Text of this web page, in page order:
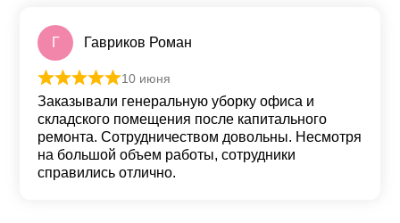
Г Гавриков Роман
Оценка
10 июня
Заказывали генеральную уборку офиса и
складского помещения после капитального
ремонта. Сотрудничеством довольны. Несмотря
на большой объем работы, сотрудники
справились отлично.